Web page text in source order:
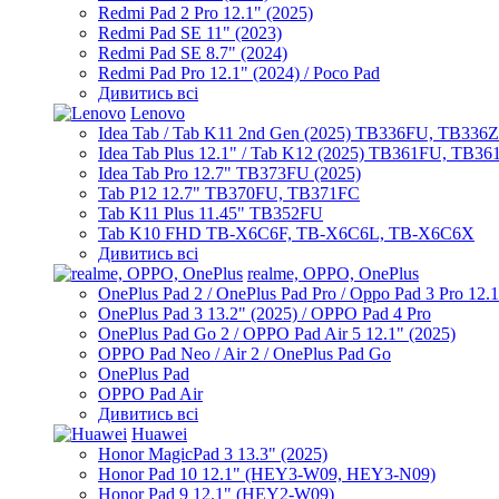
Redmi Pad 2 Pro 12.1" (2025)
Redmi Pad SE 11" (2023)
Redmi Pad SE 8.7" (2024)
Redmi Pad Pro 12.1" (2024) / Poco Pad
Дивитись всі
Lenovo
Idea Tab / Tab K11 2nd Gen (2025) TB336FU,
Idea Tab Plus 12.1" / Tab K12 (2025) TB361FU,
Idea Tab Pro 12.7" TB373FU (2025)
Tab P12 12.7" TB370FU, TB371FC
Tab K11 Plus 11.45" TB352FU
Tab K10 FHD TB-X6C6F, TB-X6C6L, TB-X6C6X
Дивитись всі
realme, OPPO, OnePlus
OnePlus Pad 2 / OnePlus Pad Pro / Oppo Pad 3 Pro
OnePlus Pad 3 13.2" (2025) / OPPO Pad 4 Pro
OnePlus Pad Go 2 / OPPO Pad Air 5 12.1" (2025)
OPPO Pad Neo / Air 2 / OnePlus Pad Go
OnePlus Pad
OPPO Pad Air
Дивитись всі
Huawei
Honor MagicPad 3 13.3" (2025)
Honor Pad 10 12.1" (HEY3-W09, HEY3-N09)
Honor Pad 9 12.1" (HEY2-W09)